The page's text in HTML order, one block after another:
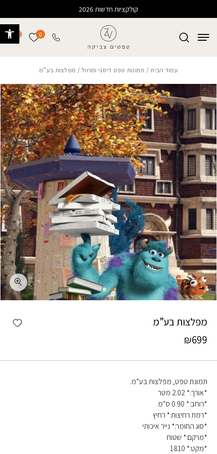
קולקציות חדשות 2026
0 הרשימה
עמוד הבית/ תמונות טפט דיסני ומרוול / מפלצות בע”מ
מפלצות בע”מ
₪699
תמונת טפט, מפלצות בע”מ.
*אורך:* 2.02 מטר
*רוחב:* 0.90 ס”מ
*רמת רחיצות:* רחיץ
*סוג החומר:* נייר איכותי
*מרקם:* שטוח
*מקט:* 1810